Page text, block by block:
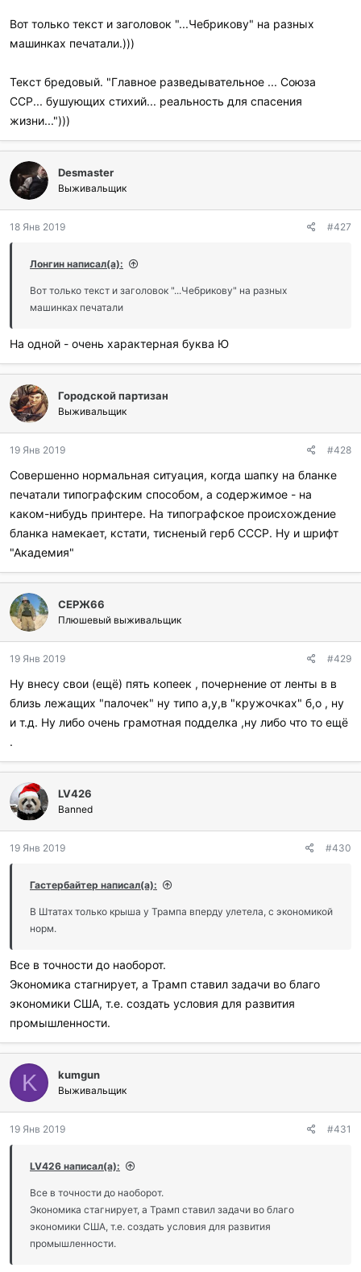
Вот только текст и заголовок "...Чебрикову" на разных
машинках печатали.)))
Текст бредовый. "Главное разведывательное ... Союза
ССР... бушующих стихий... реальность для спасения
жизни...")))
Desmaster
Выживальщик
18 Янв 2019 #427
Лонгин написал(а):
Вот только текст и заголовок "...Чебрикову" на разных
машинках печатали
На одной - очень характерная буква Ю
Городской партизан
Выживальщик
19 Янв 2019 #428
Совершенно нормальная ситуация, когда шапку на бланке
печатали типографским способом, а содержимое - на
каком-нибудь принтере. На типографское происхождение
бланка намекает, кстати, тисненый герб СССР. Ну и шрифт
"Академия"
СЕРЖ66
Плюшевый выживальщик
19 Янв 2019 #429
Ну внесу свои (ещё) пять копеек , почернение от ленты в в
близь лежащих "палочек" ну типо а,у,в "кружочках" б,о , ну
и т.д. Ну либо очень грамотная подделка ,ну либо что то ещё
.
LV426
Banned
19 Янв 2019 #430
Гастербайтер написал(а):
В Штатах только крыша у Трампа вперду улетела, с экономикой
норм.
Все в точности до наоборот.
Экономика стагнирует, а Трамп ставил задачи во благо
экономики США, т.е. создать условия для развития
промышленности.
K kumgun
Выживальщик
19 Янв 2019 #431
LV426 написал(а):
Все в точности до наоборот.
Экономика стагнирует, а Трамп ставил задачи во благо
экономики США, т.е. создать условия для развития
промышленности.